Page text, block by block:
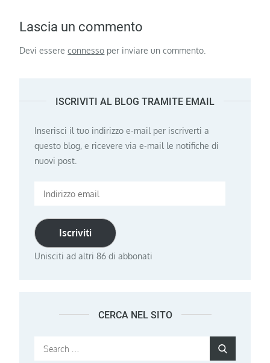
Lascia un commento
Devi essereconnesso per inviare un commento.
ISCRIVITI AL BLOG TRAMITE EMAIL
Inserisci il tuo indirizzo e-mail per iscriverti a
questo blog, e ricevere via e-mail le notifiche di
nuovi post.
Indirizzo
Iscriviti
Unisciti ad altri 86 di abbonati
CERCA NEL SITO
Search